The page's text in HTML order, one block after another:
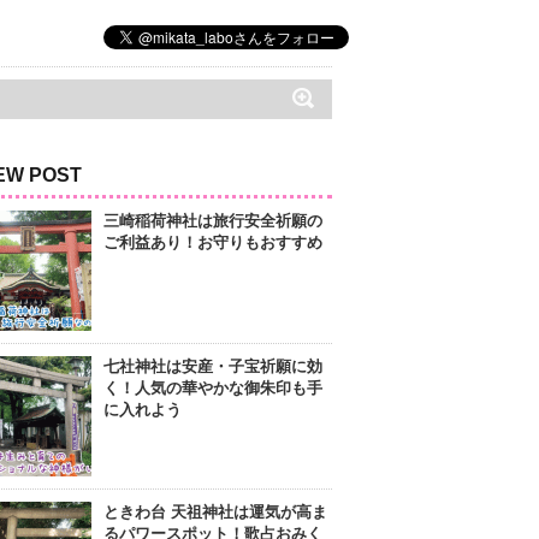
POST
三崎稲荷神社は旅行安全祈願の
ご利益あり！お守りもおすすめ
七社神社は安産・子宝祈願に効
く！人気の華やかな御朱印も手
に入れよう
ときわ台 天祖神社は運気が高ま
るパワースポット！歌占おみく